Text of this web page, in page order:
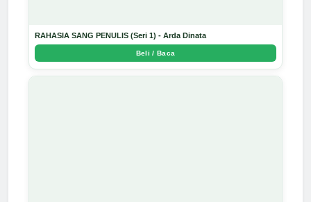
RAHASIA SANG PENULIS (Seri 1) - Arda Dinata
Beli / Baca